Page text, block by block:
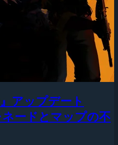
アップデート
ネードとマップの不